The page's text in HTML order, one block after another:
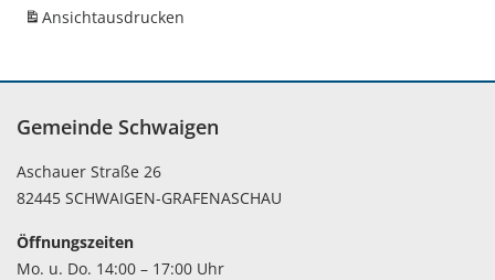
Ansichtausdrucken
Gemeinde Schwaigen
Aschauer Straße 26
82445 SCHWAIGEN-GRAFENASCHAU
Öffnungszeiten
Mo. u. Do. 14:00 – 17:00 Uhr